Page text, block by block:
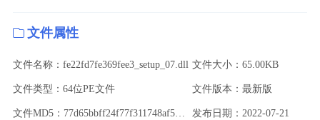
文件属性
文件名称：fe22fd7fe369fee3_setup_07.dll 文件大小：65.00KB
文件类型：64位PE文件 文件版本：最新版
文件MD5：77d65bbff24f77f311748af5755e0908 发布日期：2022-07-21